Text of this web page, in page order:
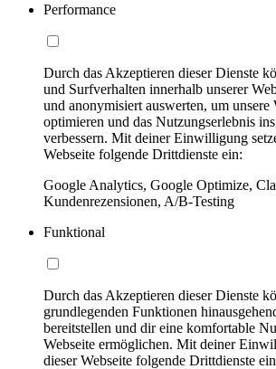
Performance
Durch das Akzeptieren dieser Dienste
und Surfverhalten innerhalb unserer
und anonymisiert auswerten, um unsere
optimieren und das Nutzungserlebnis
verbessern. Mit deiner Einwilligung
Webseite folgende Drittdienste ein:
Google Analytics, Google Optimize,
Kundenrezensionen, A/B-Testing
Funktional
Durch das Akzeptieren dieser Dienste
grundlegenden Funktionen
bereitstellen und dir eine komfortable
Webseite ermöglichen. Mit deiner
dieser Webseite folgende Drittdienste